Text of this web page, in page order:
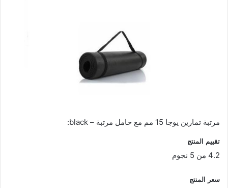
مرتبة تمارين يوجا 15 مم مع حامل مرتبة – black:
تقييم المنتج
4.2 من 5 نجوم
سعر المنتج